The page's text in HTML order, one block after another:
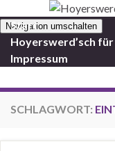
Navigation umschalten
Start
Hoyerswerd’sch
Impressum
SCHLAGWORT: